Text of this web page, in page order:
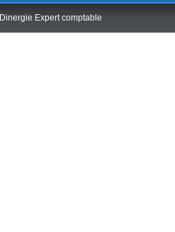
Dinergie Expert comptable